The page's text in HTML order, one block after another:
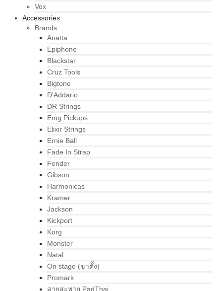
Vox
Accessories
Brands
Anatta
Epiphone
Blackstar
Cruz Tools
Bigtone
D’Addario
DR Strings
Emg Pickups
Elixir Strings
Ernie Ball
Fade In Strap
Fender
Gibson
Harmonicas
Kramer
Jackson
Kickport
Korg
Monster
Natal
On stage (ขาตั้ง)
Promark
สายสะพาย PadThai